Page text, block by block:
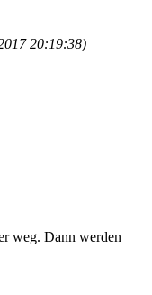
20:19:38)
weg. Dann werden